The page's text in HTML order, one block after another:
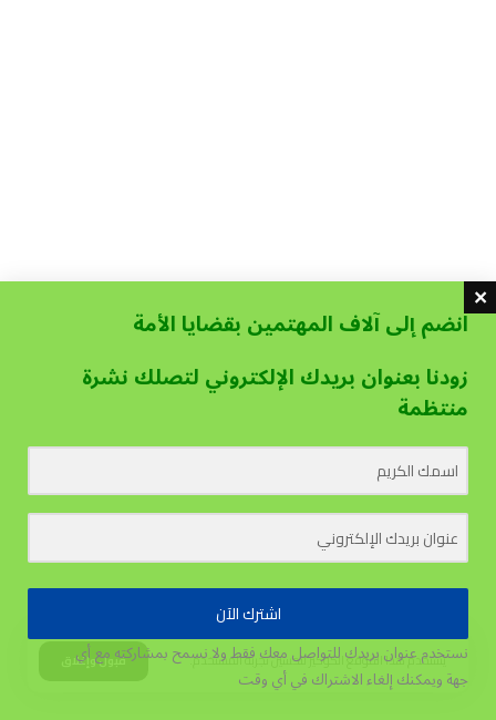
يستخدم هذا الموقع الكوكيز لتحسين تجربة المستخدم. قبول وإغلاق
انضم إلى آلاف المهتمين بقضايا الأمة
زودنا بعنوان بريدك الإلكتروني لتصلك نشرة
منتظمة
اشترك الآن
نستخدم عنوان بريدك للتواصل معك فقط ولا نسمح بمشاركته مع أي
جهةويمكنك إلغاء الاشتراك في أي وقت